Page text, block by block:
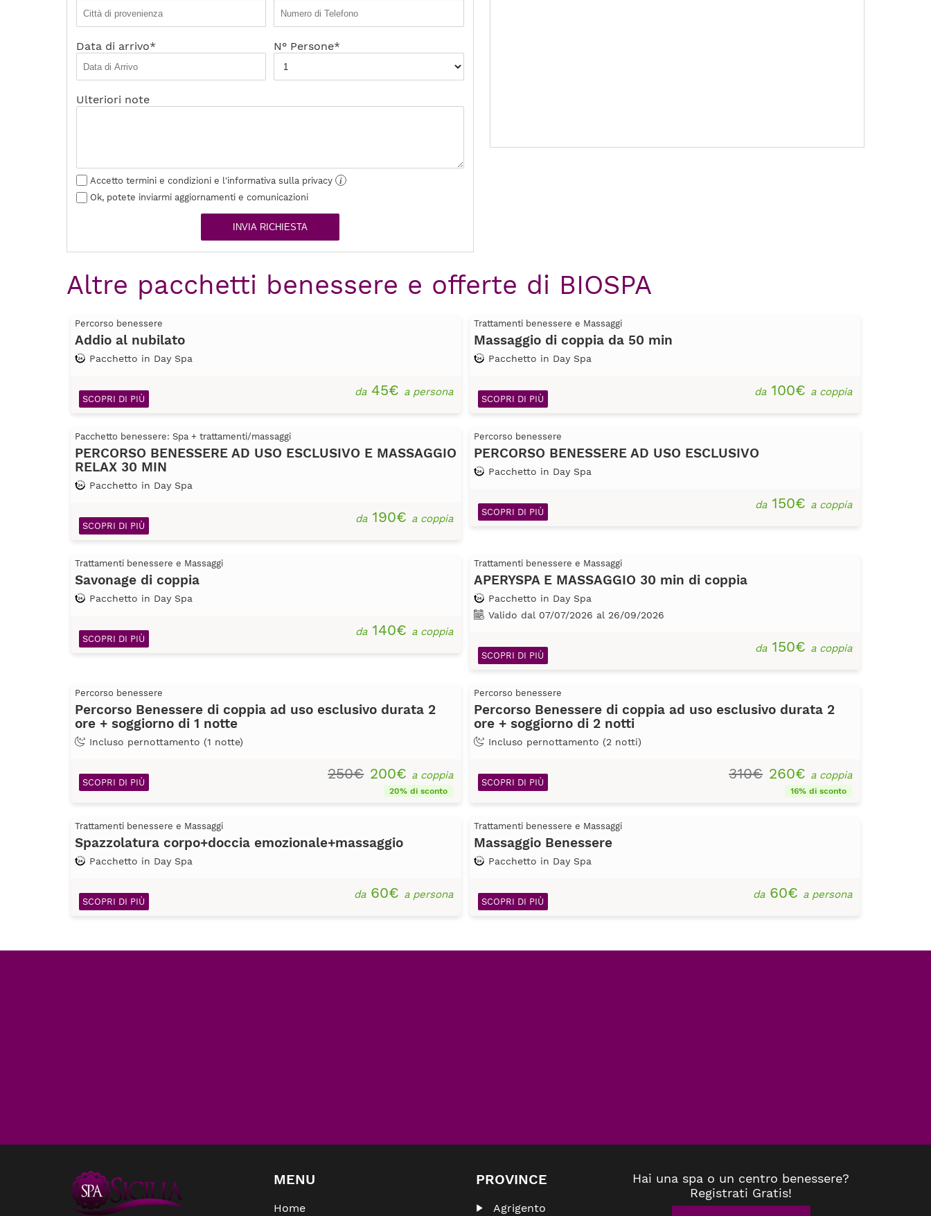
Data di arrivo* N° Persone*
Ulteriori note
Accetto termini e condizioni e l'informativa sulla privacy
i
Ok, potete inviarmi aggiornamenti e comunicazioni
INVIA RICHIESTA
Altre pacchetti benessere e offerte di BIOSPA
Percorso benessere
Addio al nubilato
Pacchetto in Day Spa
da45€ a persona
SCOPRI DI PIÙ
Trattamenti benessere e Massaggi
Massaggio di coppia da 50 min
Pacchetto in Day Spa
da100€ a coppia
SCOPRI DI PIÙ
Pacchetto benessere: Spa + trattamenti/massaggi
PERCORSO BENESSERE AD USO ESCLUSIVO E MASSAGGIO
RELAX 30 MIN
Pacchetto in Day Spa
da190€ a coppia
SCOPRI DI PIÙ
Percorso benessere
PERCORSO BENESSERE AD USO ESCLUSIVO
Pacchetto in Day Spa
da150€ a coppia
SCOPRI DI PIÙ
Trattamenti benessere e Massaggi
Savonage di coppia
Pacchetto in Day Spa
da140€ a coppia
SCOPRI DI PIÙ
Trattamenti benessere e Massaggi
APERYSPA E MASSAGGIO 30 min di coppia
Pacchetto in Day Spa
Valido dal 07/07/2026 al 26/09/2026
da150€ a coppia
SCOPRI DI PIÙ
Percorso benessere
Percorso Benessere di coppia ad uso esclusivo durata 2
ore + soggiorno di 1 notte
Incluso pernottamento (1 notte)
250€ 200€ a coppia
20% di sconto
SCOPRI DI PIÙ
Percorso benessere
Percorso Benessere di coppia ad uso esclusivo durata 2
ore + soggiorno di 2 notti
Incluso pernottamento (2 notti)
310€ 260€ a coppia
16% di sconto
SCOPRI DI PIÙ
Trattamenti benessere e Massaggi
Spazzolatura corpo+doccia emozionale+massaggio
Pacchetto in Day Spa
da60€ a persona
SCOPRI DI PIÙ
Trattamenti benessere e Massaggi
Massaggio Benessere
Pacchetto in Day Spa
da60€ a persona
SCOPRI DI PIÙ
MENU
Home
PROVINCE
Agrigento
Hai una spa o un centro benessere?
Registrati Gratis!